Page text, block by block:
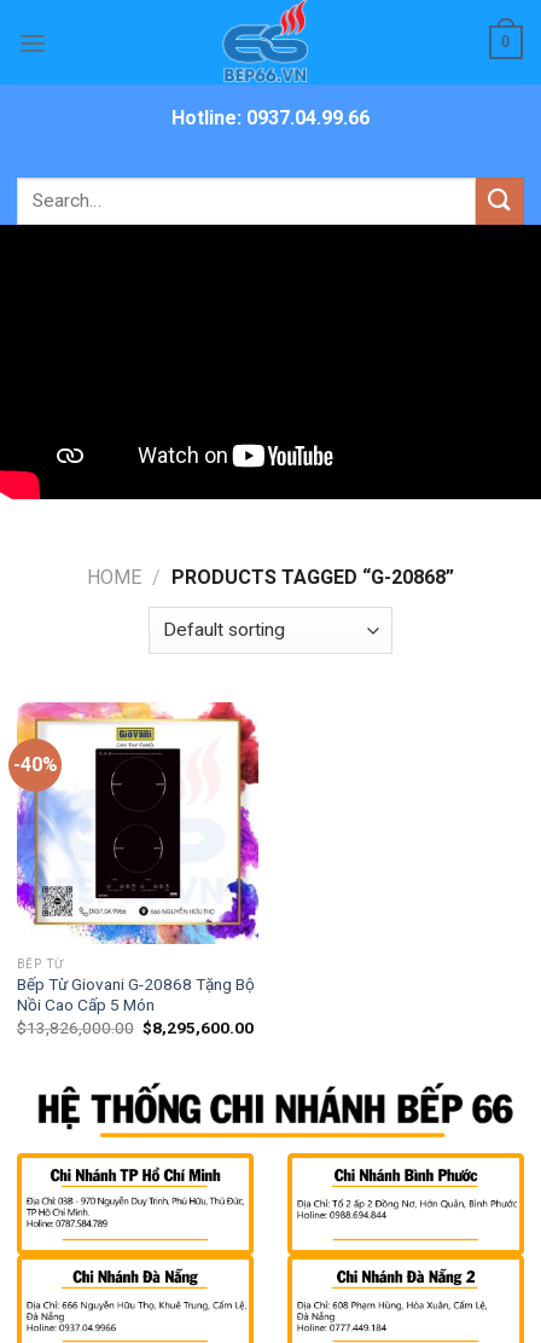
0
Hotline: 0937.04.99.66
Search
for:
HOME / PRODUCTS TAGGED “G-20868”
-40%
BẾP TỪ
Bếp Từ Giovani G-20868 Tặng Bộ
Nồi Cao Cấp 5 Món
$13,826,000.00 $8,295,600.00